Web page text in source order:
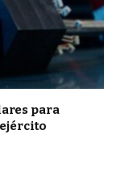
para